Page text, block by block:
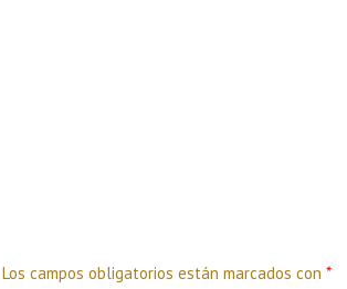
Los campos obligatorios están marcados con *